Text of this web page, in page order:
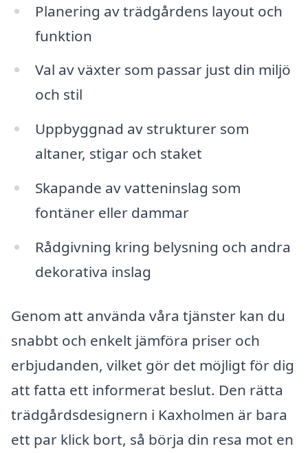
Planering av trädgårdens layout och
funktion
Val av växter som passar just din miljö
och stil
Uppbyggnad av strukturer som
altaner, stigar och staket
Skapande av vatteninslag som
fontäner eller dammar
Rådgivning kring belysning och andra
dekorativa inslag
Genom att använda våra tjänster kan du
snabbt och enkelt jämföra priser och
erbjudanden, vilket gör det möjligt för dig
att fatta ett informerat beslut. Den rätta
trädgårdsdesignern i Kaxholmen är bara
ett par klick bort, så börja din resa mot en